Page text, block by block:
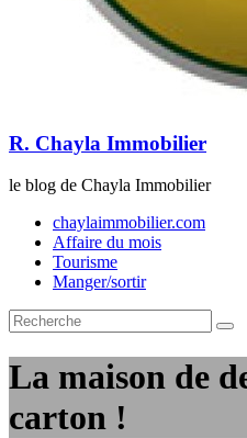
R. Chayla Immobilier
le blog de Chayla Immobilier
chaylaimmobilier.com
Affaire du mois
Tourisme
Manger/sortir
La maison de
carton !